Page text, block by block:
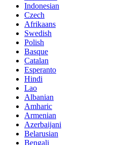
Indonesian
Czech
Afrikaans
Swedish
Polish
Basque
Catalan
Esperanto
Hindi
Lao
Albanian
Amharic
Armenian
Azerbaijani
Belarusian
Bengali